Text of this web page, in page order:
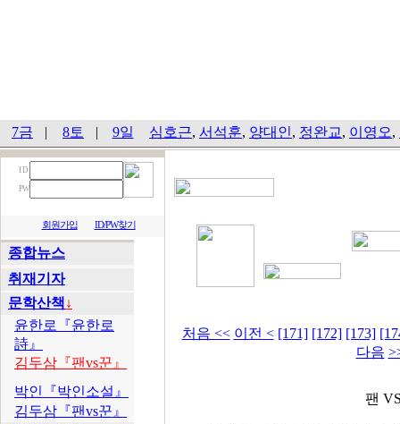
7금 | 8토 | 9일 심호근, 서석훈, 양대인, 정완교, 이영오,
I D
PW
회원가입 ID/PW찾기
종합뉴스
취재기자
문학산책 ↓
윤한로『윤한로
詩』
김두삼『팬vs꾼』
박인『박인소설』
김두삼『팬vs꾼』
처음 << 이전 < [171] [172] [173]
다음
팬